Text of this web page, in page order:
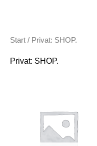
Start / Privat: SHOP.
Privat: SHOP.